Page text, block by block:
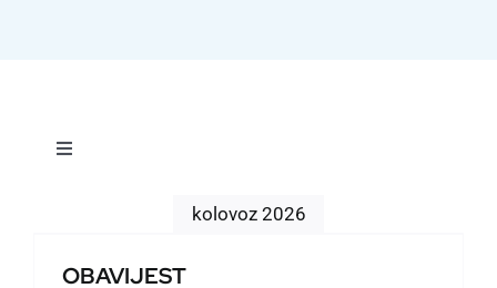
Toggle
Dokumenti
kolovoz 2026
OBAVIJEST